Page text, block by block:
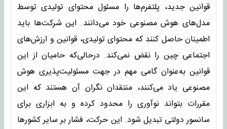
قوانین جدید، پلتفرم‌ها را مسئول محتوای تولیدی توسط
مدل‌های هوش مصنوعی خود می‌دانند. این شرکت‌ها باید
اطمینان حاصل کنند که محتوای تولیدی، قوانین و ارزش‌های
اجتماعی چین را نقض نمی‌کند. درحالی‌که حامیان از این
قوانین به‌عنوان گامی مهم در جهت مسئولیت‌پذیری هوش
مصنوعی یاد می‌کنند، منتقدان نگران آن هستند که این
مقررات بتواند نوآوری را محدود کرده و به ابزاری برای
سانسور دولتی تبدیل شود. این حرکت، فشار بر سایر کشورها